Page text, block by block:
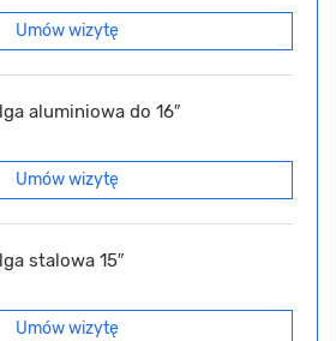
Umów wizytę
aluminiowa do 16″
Umów wizytę
stalowa 15″
Umów wizytę